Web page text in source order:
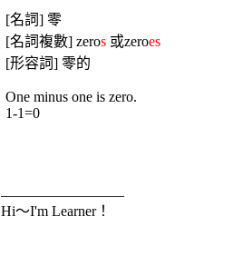
[名詞] 零
[名詞複數] zeros 或zeroes
[形容詞] 零的
One minus one is zero.
1-1=0
Hi～I'm Learner！